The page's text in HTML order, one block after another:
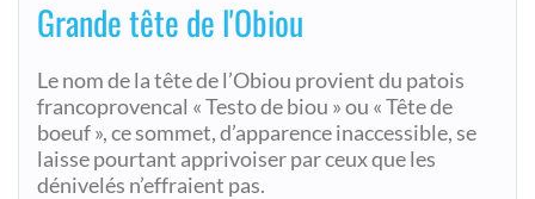
Grande tête de l'Obiou
Le nom de la tête de l’Obiou provient du patois
francoprovencal « Testo de biou » ou « Tête de
boeuf », ce sommet, d’apparence inaccessible, se
laisse pourtant apprivoiser par ceux que les
dénivelés n’effraient pas.